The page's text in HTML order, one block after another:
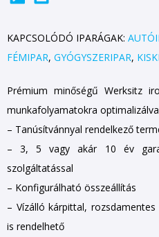
KAPCSOLÓDÓ IPARÁGAK:
FÉMIPAR, GYÓGYSZERIPAR,
Prémium minőségű Werksitz
munkafolyamatokra
– Tanúsítvánnyal rendelkező
– 3, 5 vagy akár 10 év
szolgáltatással
– Konfigurálható összeállítás
– Vízálló kárpittal,
is rendelhető